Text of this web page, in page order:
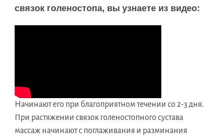
связок голеностопа, вы узнаете из видео:
Начинают его при благоприятном течении со 2-3 дня.
При растяжении связок голеностопного сустава
массаж начинают с поглаживания и разминания